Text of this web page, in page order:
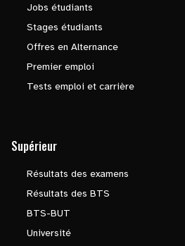
Jobs étudiants
Stages étudiants
Offres en Alternance
Premier emploi
Tests emploi et carrière
Supérieur
Résultats des examens
Résultats des BTS
BTS-BUT
Université